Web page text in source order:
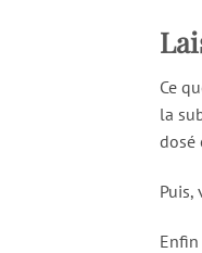
Ce
la
dosé
Puis,